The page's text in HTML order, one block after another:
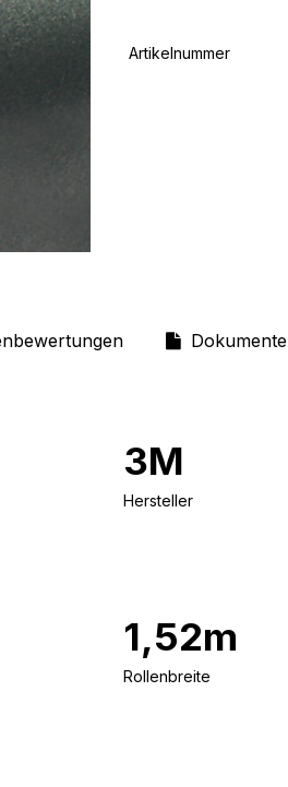
Artikelnummer
Dokumente
3M
Hersteller
1,52m
Rollenbreite